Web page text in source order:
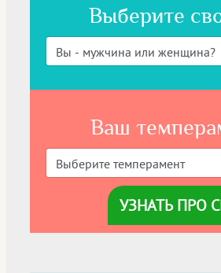
Выберите
Ваш
УЗНАТЬ ПРО